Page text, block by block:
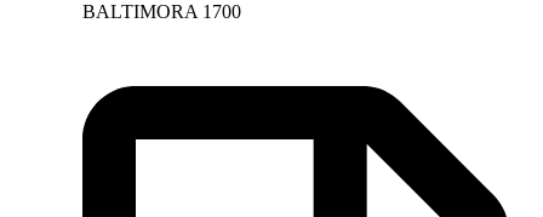
BALTIMORA 1700